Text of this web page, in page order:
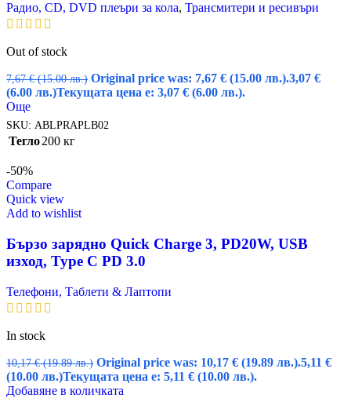
Радио, CD, DVD плеъри за кола, Трансмитери и ресивъри
Out of stock
7,67€ (15.00 лв.) Original price was: 7,67 € (15.00 лв.).3,07 €
(6.00 лв.)Текущата цена е: 3,07 € (6.00 лв.).
Още
SKU: ABLPRAPLB02
Тегло200 кг
-50%
Compare
Quick view
Add to wishlist
Бързо зарядно Quick Charge 3, PD20W, USB
изход, Type C PD 3.0
Телефони, Таблети & Лаптопи
In stock
10,17€ (19.89 лв.) Original price was: 10,17 € (19.89 лв.).5,11 €
(10.00 лв.)Текущата цена е: 5,11 € (10.00 лв.).
Добавяне в количката